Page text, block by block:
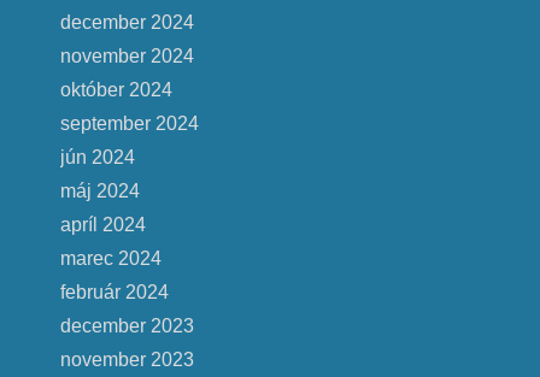
december 2024
november 2024
október 2024
september 2024
jún 2024
máj 2024
apríl 2024
marec 2024
február 2024
december 2023
november 2023